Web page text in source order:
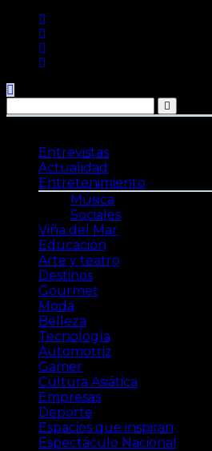
contenido
Entrevistas
Actualidad
Entretenimiento
Música
Sociales
Viña del Mar
Educación
Arte y teatro
Destinos
Gourmet
Moda
Belleza
Tecnología
Automotriz
Gamer
Cultura Asiática
Empresas
Deporte
Espacios que inspiran
Espectáculo Nacional